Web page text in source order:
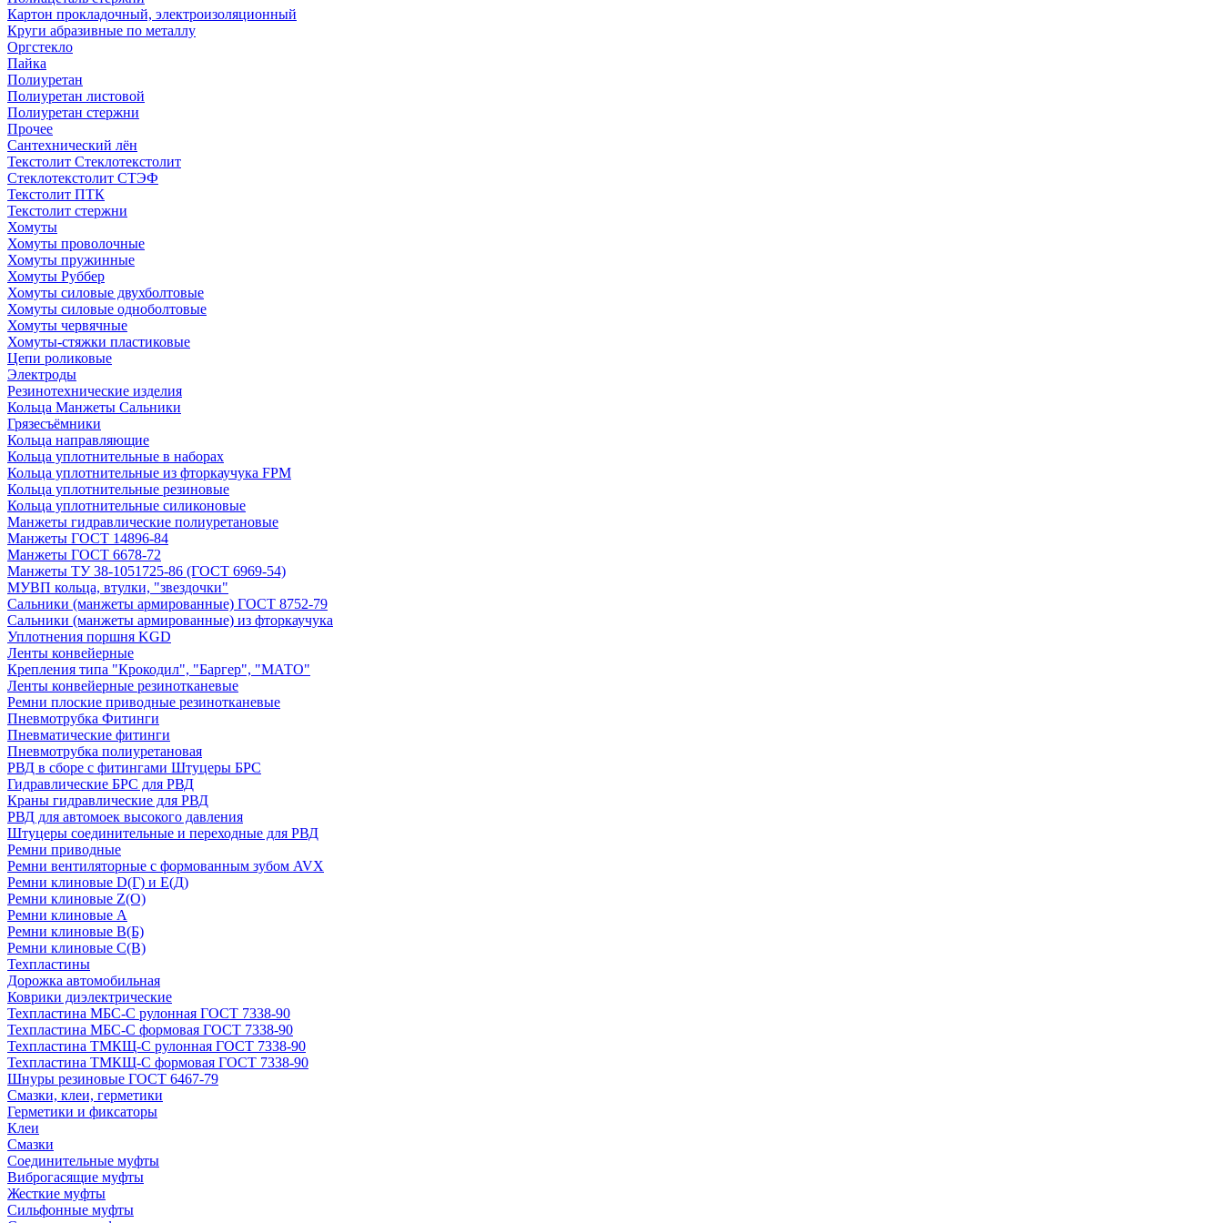
Картон прокладочный, электроизоляционный
Круги абразивные по металлу
Оргстекло
Пайка
Полиуретан
Полиуретан листовой
Полиуретан стержни
Прочее
Сантехнический лён
Текстолит Стеклотекстолит
Стеклотекстолит СТЭФ
Текстолит ПТК
Текстолит стержни
Хомуты
Хомуты проволочные
Хомуты пружинные
Хомуты Руббер
Хомуты силовые двухболтовые
Хомуты силовые одноболтовые
Хомуты червячные
Хомуты-стяжки пластиковые
Цепи роликовые
Электроды
Резинотехнические изделия
Кольца Манжеты Сальники
Грязесъёмники
Кольца направляющие
Кольца уплотнительные в наборах
Кольца уплотнительные из фторкаучука FPM
Кольца уплотнительные резиновые
Кольца уплотнительные силиконовые
Манжеты гидравлические полиуретановые
Манжеты ГОСТ 14896-84
Манжеты ГОСТ 6678-72
Манжеты ТУ 38-1051725-86 (ГОСТ 6969-54)
МУВП кольца, втулки, "звездочки"
Сальники (манжеты армированные) ГОСТ 8752-79
Сальники (манжеты армированные) из фторкаучука
Уплотнения поршня KGD
Ленты конвейерные
Крепления типа "Крокодил", "Баргер", "МАТО"
Ленты конвейерные резинотканевые
Ремни плоские приводные резинотканевые
Пневмотрубка Фитинги
Пневматические фитинги
Пневмотрубка полиуретановая
РВД в сборе с фитингами Штуцеры БРС
Гидравлические БРС для РВД
Краны гидравлические для РВД
РВД для автомоек высокого давления
Штуцеры соединительные и переходные для РВД
Ремни приводные
Ремни вентиляторные с формованным зубом AVX
Ремни клиновые D(Г) и Е(Д)
Ремни клиновые Z(О)
Ремни клиновые А
Ремни клиновые В(Б)
Ремни клиновые С(В)
Техпластины
Дорожка автомобильная
Коврики диэлектрические
Техпластина МБС-С рулонная ГОСТ 7338-90
Техпластина МБС-С формовая ГОСТ 7338-90
Техпластина ТМКЩ-С рулонная ГОСТ 7338-90
Техпластина ТМКЩ-С формовая ГОСТ 7338-90
Шнуры резиновые ГОСТ 6467-79
Смазки, клеи, герметики
Герметики и фиксаторы
Клеи
Смазки
Соединительные муфты
Виброгасящие муфты
Жесткие муфты
Сильфонные муфты